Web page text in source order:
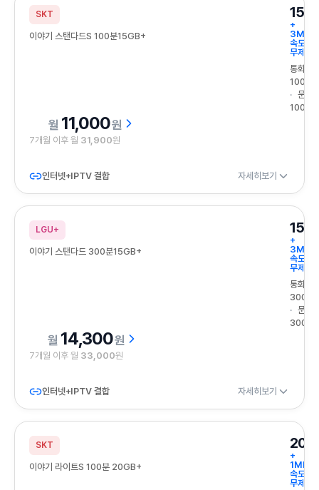
SKT
이야기 스탠다드S 100분15GB+
+
속도
무제한
통화
100분
문자
100건
11,000원
7개월 이후 월 31,900원
인터넷+IPTV 결합 자세히보기
LGU+
이야기 스탠다드 300분15GB+
+
속도
무제한
통화
300분
문자
300건
14,300원
7개월 이후 월 33,000원
인터넷+IPTV 결합 자세히보기
SKT
이야기 라이트S 100분 20GB+
+
1Mbps
속도
무제한